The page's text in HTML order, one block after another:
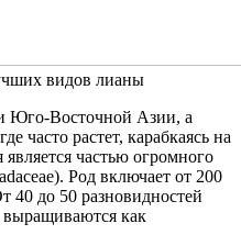
видов лианы
Юго-Восточной Азии, а
часто растет, карабкаясь на
частью огромного
Род включает от 200
40 до 50 разновидностей
как